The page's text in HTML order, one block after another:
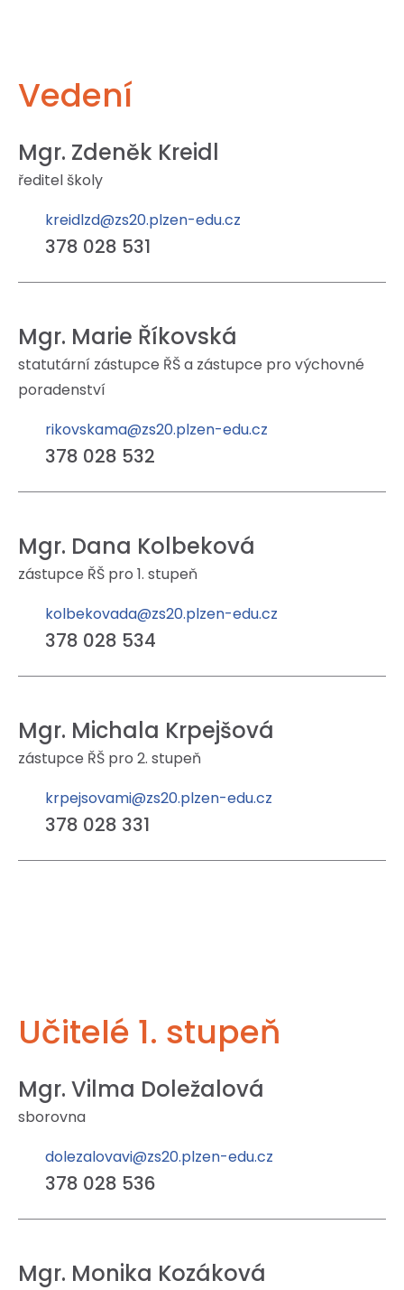
Vedení
Mgr. Zdeněk Kreidl
ředitel školy
kreidlzd@zs20.plzen-edu.cz
378 028 531
Mgr. Marie Říkovská
statutární zástupce ŘŠ a zástupce pro výchovné
poradenství
rikovskama@zs20.plzen-edu.cz
378 028 532
Mgr. Dana Kolbeková
zástupce ŘŠ pro 1. stupeň
kolbekovada@zs20.plzen-edu.cz
378 028 534
Mgr. Michala Krpejšová
zástupce ŘŠ pro 2. stupeň
krpejsovami@zs20.plzen-edu.cz
378 028 331
Učitelé 1. stupeň
Mgr. Vilma Doležalová
sborovna
dolezalovavi@zs20.plzen-edu.cz
378 028 536
Mgr. Monika Kozáková